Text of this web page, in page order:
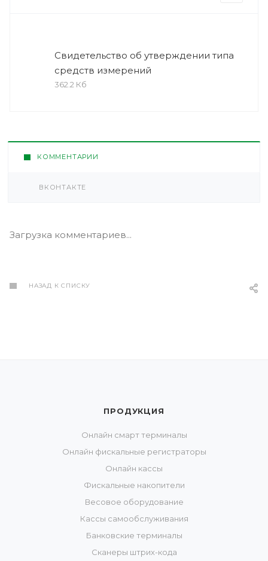
Свидетельство об утверждении типа
средств измерений
362.2 Кб
КОММЕНТАРИИ
ВКОНТАКТЕ
Загрузка комментариев...
НАЗАД К СПИСКУ
ПРОДУКЦИЯ
Онлайн смарт терминалы
Онлайн фискальные регистраторы
Онлайн кассы
Фискальные накопители
Весовое оборудование
Кассы самообслуживания
Банковские терминалы
Сканеры штрих-кода